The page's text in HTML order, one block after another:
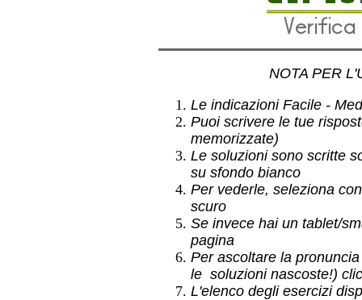
NOTA PER
Le indicazioni Facile -
Puoi scrivere le tue
memorizzate)
Le soluzioni sono scritte
su sfondo bianco
Per vederle, seleziona
scuro
Se invece hai un tablet/
pagina
Per ascoltare la
le soluzioni nascoste!)
L'elenco degli esercizi